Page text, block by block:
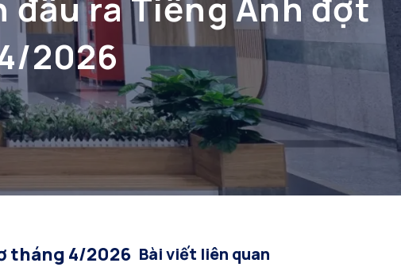
2026
tháng 4/2026 Bài viết liên quan